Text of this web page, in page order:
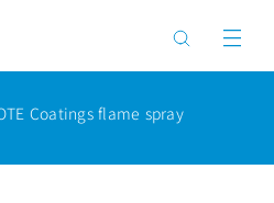
Coatings flame spray